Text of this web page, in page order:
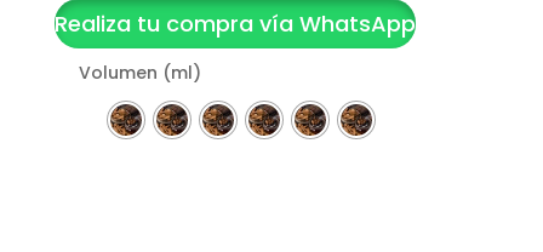
precios:
desde
$30,00
hasta
$250,00
producto
tiene
múltiples
variantes.
Realiza tu compra vía WhatsApp
Volumen (ml)